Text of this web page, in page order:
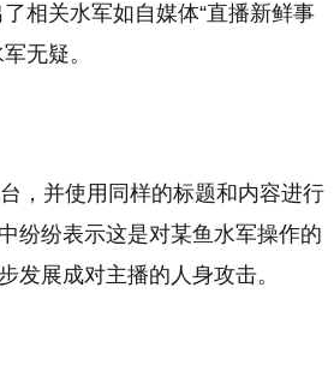
相关水军如自媒体“直播新鲜事
无疑。
，并使用同样的标题和内容进行
纷纷表示这是对某鱼水军操作的
发展成对主播的人身攻击。